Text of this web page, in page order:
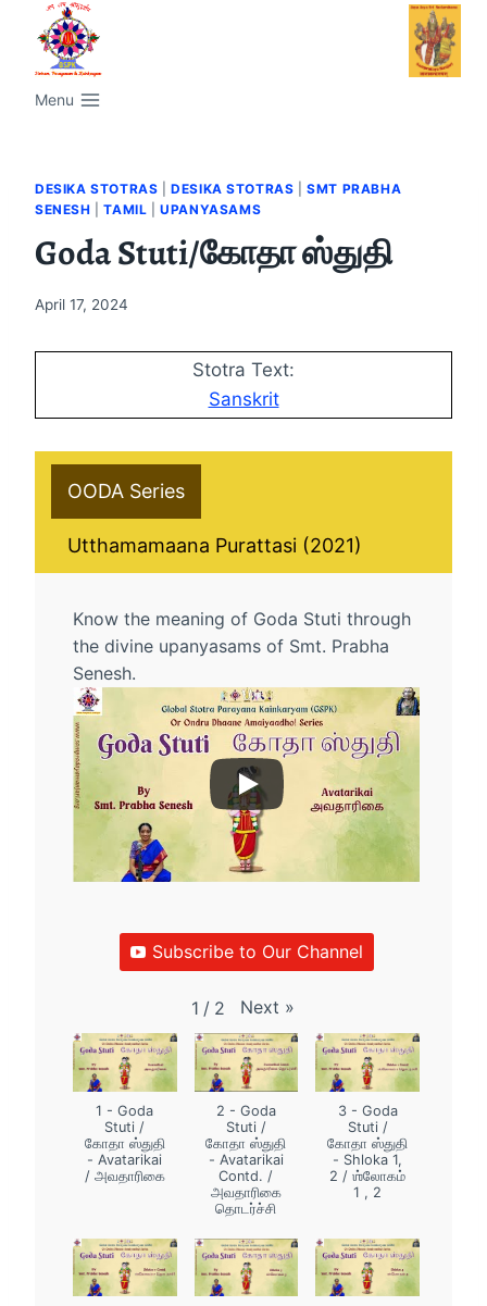
Menu
DESIKA STOTRAS |DESIKA STOTRAS |SMT PRABHA
SENESH |TAMIL |UPANYASAMS
Goda Stuti/கோதா ஸ்துதி
April 17, 2024
Stotra Text:
Sanskrit
OODA Series
Utthamamaana Purattasi (2021)
Know the meaning of Goda Stuti through
the divine upanyasams of Smt. Prabha
Senesh.
Subscribe to Our Channel
1 / 2 Next »
1 - Goda
Stuti /
கோதா ஸ்துதி
- Avatarikai
/ அவதாரிகை
2 - Goda
Stuti /
கோதா ஸ்துதி
- Avatarikai
Contd. /
அவதாரிகை
தொடர்ச்சி
3 - Goda
Stuti /
கோதா ஸ்துதி
- Shloka 1,
2 / ஶ்லோகம்
1 , 2